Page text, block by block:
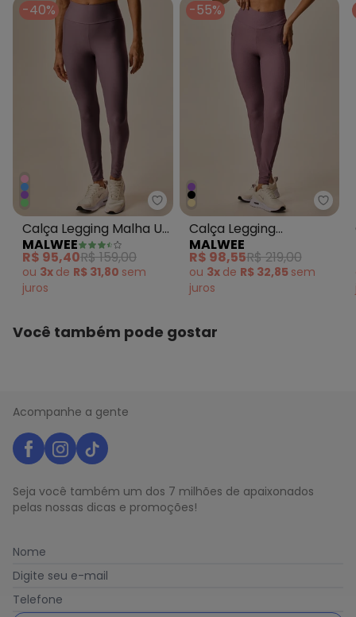
-40%
Malwee - Calça Legging Malha
Calça Legging Malha Uv
com Bolso Active
Malva
MALWEE
R$ 95,40R$ 159,00
ou 3x de R$ 31,80 sem
juros
-55%
Calça Legging
Creponada com Bolso
Acive Malva
MALWEE
R$ 98,55R$ 219,00
ou 3x de R$ 32,85 sem
juros
Você também pode gostar
Acompanhe a gente
Seja você também um dos 7 milhões de apaixonados
pelas nossas dicas e promoções!
Nome
Digite seu e-mail
Telefone